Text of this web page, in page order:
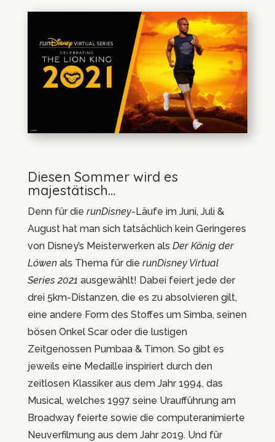
Diesen Sommer wird es
majestätisch…
Denn für die runDisney-Läufe im Juni, Juli &
August hat man sich tatsächlich kein Geringeres
von Disney’s Meisterwerken als Der König der
Löwen als Thema für die runDisney Virtual
Series 2021 ausgewählt! Dabei feiert jede der
drei 5km-Distanzen, die es zu absolvieren gilt,
eine andere Form des Stoffes um Simba, seinen
bösen Onkel Scar oder die lustigen
Zeitgenossen Pumbaa & Timon. So gibt es
jeweils eine Medaille inspiriert durch den
zeitlosen Klassiker aus dem Jahr 1994, das
Musical, welches 1997 seine Uraufführung am
Broadway feierte sowie die computeranimierte
Neuverfilmung aus dem Jahr 2019. Und für